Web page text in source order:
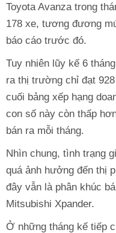
Toyota Avanza trong
178 xe, tương đương
báo cáo trước đó.
Tuy nhiên lũy kế 6
ra thị trường chỉ đạt
cuối bảng xếp hạng
con số này còn thấp
bán ra mỗi tháng.
Nhìn chung, tình trạng
quá ảnh hưởng đến thị
đây vẫn là phân khúc
Mitsubishi Xpander.
Ở những tháng kế tiếp